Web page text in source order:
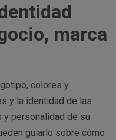
marca
colores y
y la identidad de las
y personalidad de su
guiarlo sobre cómo